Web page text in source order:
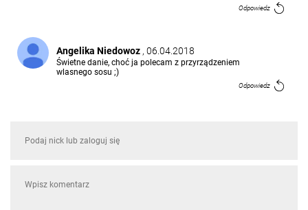
Odpowiedz
Angelika Niedowoz , 06.04.2018
Świetne danie, choć ja polecam z przyrządzeniem
wlasnego sosu ;)
Odpowiedz